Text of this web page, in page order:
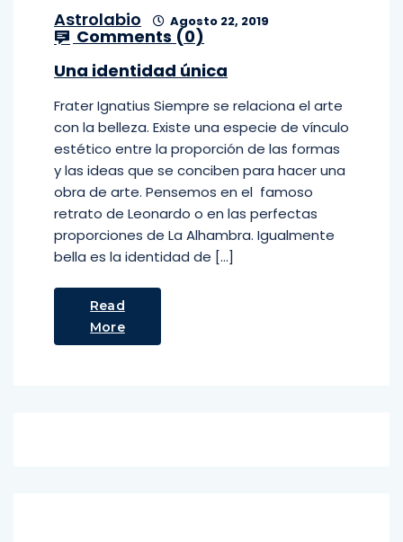
Astrolabio Agosto 22, 2019
Comments (0)
Una identidad única
Frater Ignatius Siempre se relaciona el arte
con la belleza. Existe una especie de vínculo
estético entre la proporción de las formas
y las ideas que se conciben para hacer una
obra de arte. Pensemos en el famoso
retrato de Leonardo o en las perfectas
proporciones de La Alhambra. Igualmente
bella es la identidad de […]
Read
More